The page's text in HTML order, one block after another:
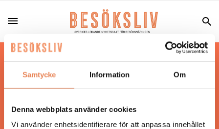
Samtycke Information Om
Denna webbplats använder cookies
Vi använder enhetsidentifierare för att anpassa innehållet
Hos oss läser du landets mest uppdaterade
nyheter och snackisar inom besöksnäringen.
Besöksliv i sin tryckta form är ett affärsmagasin
Tidningen ges ut avVisita